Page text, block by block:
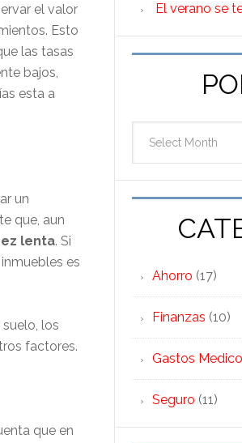
el valor
Esto
las tasas
bajos,
esta a
un
que, aun
lenta. Si
es
los
factores.
que en
El verano se
Mes
Ahorro (17)
Finanzas (10)
Gastos
Seguro (11)